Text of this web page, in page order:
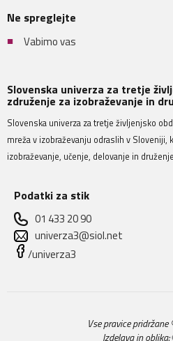
Ne spreglejte
Vabimo vas
Slovenska univerza za tretje
združenje za izobraževanje in
Slovenska univerza za tretje življenjsko
mreža v izobraževanju odraslih v Sloveniji,
izobraževanje, učenje, delovanje in
Podatki za stik
01 433 20 90
univerza3@siol.net
/univerza3
Vse pravice
Izdelava in oblika: